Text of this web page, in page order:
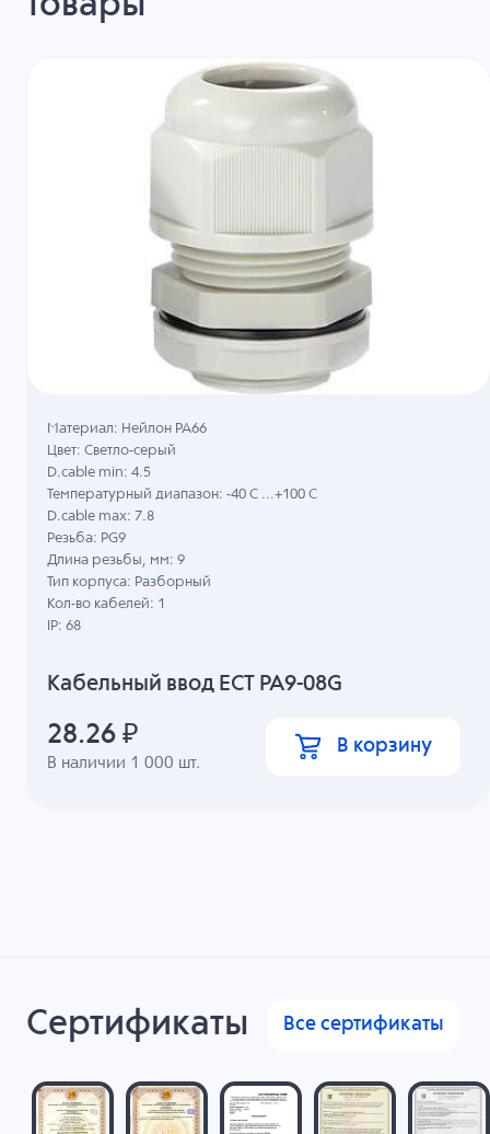
Кабельный ввод ECT PA9-08G
В наличии 1 000 шт.
Материал: Нейлон PA66
Цвет: Светло-серый
D.cable min: 4.5
Температурный диапазон: -40 C ...+100 C
D.cable max: 7.8
Резьба: PG9
Длина резьбы, мм: 9
Тип корпуса: Разборный
Кол-во кабелей: 1
IP: 68
28.26 ₽ В корзину
Сертификаты Все сертификаты